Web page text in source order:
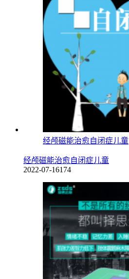
经颅磁能治愈自闭症儿童
经颅磁能治愈自闭症儿童
2022-07-16174